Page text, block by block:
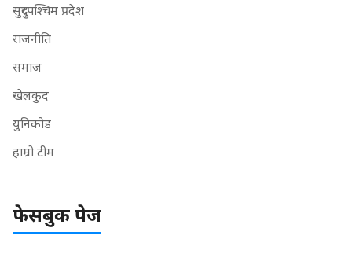
सुदुरपश्चिम प्रदेश
राजनीति
समाज
खेलकुद
युनिकोड
हाम्रो टीम
फेसबुक पेज